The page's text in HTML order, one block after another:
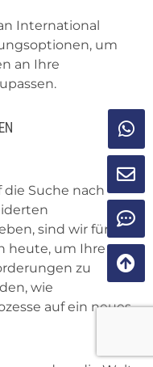
International
um
an Ihre
die Suche nach
sind wir für Sie
heute, um Ihre
zu
wie
auf ein neues